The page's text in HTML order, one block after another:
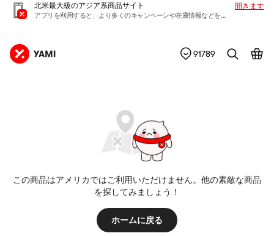
北米最大級のアジア系商品サイト
アプリを利用すると、より多くのキャンペーンや在庫情報などを入手できます
開きます
91789
この商品はアメリカではご利用いただけません。他の素敵な商品
を探してみましょう！
ホームに戻る